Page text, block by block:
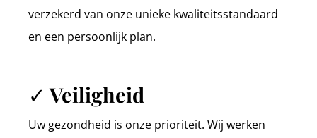
verzekerd van onze unieke kwaliteitsstandaard
en een persoonlijk plan.
✓ Veiligheid
Uw gezondheid is onze prioriteit. Wij werken